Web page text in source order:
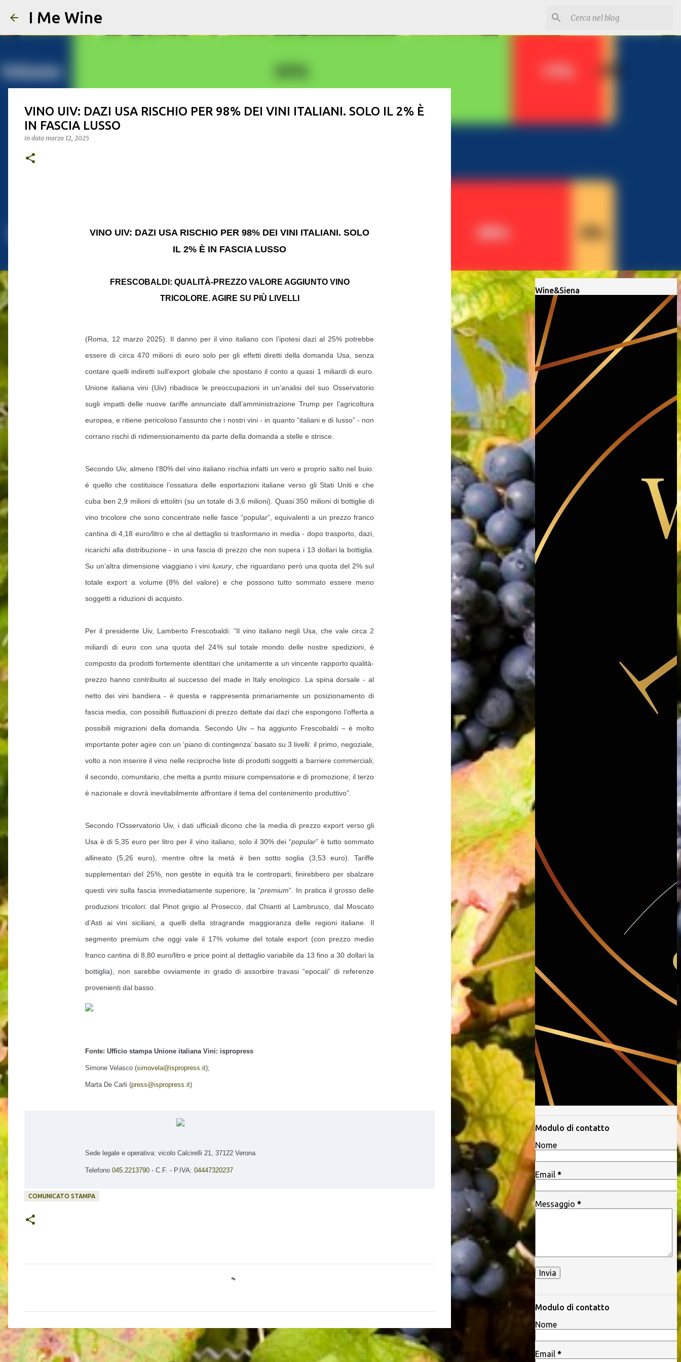
I Me Wine
VINO UIV: DAZI USA RISCHIO PER 98% DEI VINI ITALIANI. SOLO IL 2% È
IN FASCIA LUSSO
in data marzo 12, 2025
VINO UIV: DAZI USA RISCHIO PER 98% DEI VINI ITALIANI. SOLO
IL 2% È IN FASCIA LUSSO
FRESCOBALDI: QUALITÀ-PREZZO VALORE AGGIUNTO VINO
TRICOLORE. AGIRE SU PIÙ LIVELLI
(Roma, 12 marzo 2025). Il danno per il vino italiano con l’ipotesi dazi al 25% potrebbe
essere di circa 470 milioni di euro solo per gli effetti diretti della domanda Usa, senza
contare quelli indiretti sull’export globale che spostano il conto a quasi 1 miliardi di euro.
Unione italiana vini (Uiv) ribadisce le preoccupazioni in un’analisi del suo Osservatorio
sugli impatti delle nuove tariffe annunciate dall’amministrazione Trump per l’agricoltura
europea, e ritiene pericoloso l’assunto che i nostri vini - in quanto “italiani e di lusso” - non
corrano rischi di ridimensionamento da parte della domanda a stelle e strisce.
Secondo Uiv, almeno l’80% del vino italiano rischia infatti un vero e proprio salto nel buio:
è quello che costituisce l’ossatura delle esportazioni italiane verso gli Stati Uniti e che
cuba ben 2,9 milioni di ettolitri (su un totale di 3,6 milioni). Quasi 350 milioni di bottiglie di
vino tricolore che sono concentrate nelle fasce “popular”, equivalenti a un prezzo franco
cantina di 4,18 euro/litro e che al dettaglio si trasformano in media - dopo trasporto, dazi,
ricarichi alla distribuzione - in una fascia di prezzo che non supera i 13 dollari la bottiglia.
Su un’altra dimensione viaggiano i viniluxury, che riguardano però una quota del 2% sul
totale export a volume (8% del valore) e che possono tutto sommato essere meno
soggetti a riduzioni di acquisto.
Per il presidente Uiv, Lamberto Frescobaldi: “Il vino italiano negli Usa, che vale circa 2
miliardi di euro con una quota del 24% sul totale mondo delle nostre spedizioni, è
composto da prodotti fortemente identitari che unitamente a un vincente rapporto qualità-
prezzo hanno contribuito al successo del made in Italy enologico. La spina dorsale - al
netto dei vini bandiera - è questa e rappresenta primariamente un posizionamento di
fascia media, con possibili fluttuazioni di prezzo dettate dai dazi che espongono l’offerta a
possibili migrazioni della domanda. Secondo Uiv – ha aggiunto Frescobaldi – è molto
importante poter agire con un ‘piano di contingenza’ basato su 3 livelli: il primo, negoziale,
volto a non inserire il vino nelle reciproche liste di prodotti soggetti a barriere commerciali;
il secondo, comunitario, che metta a punto misure compensatorie e di promozione; il terzo
è nazionale e dovrà inevitabilmente affrontare il tema del contenimento produttivo”.
Secondo l’Osservatorio Uiv, i dati ufficiali dicono che la media di prezzo export verso gli
Usa è di 5,35 euro per litro per il vino italiano, solo il 30% dei “popular” è tutto sommato
allineato (5,26 euro), mentre oltre la metà è ben sotto soglia (3,53 euro). Tariffe
supplementari del 25%, non gestite in equità tra le controparti, finirebbero per sbalzare
questi vini sulla fascia immediatamente superiore, la “premium”. In pratica il grosso delle
produzioni tricolori: dal Pinot grigio al Prosecco, dal Chianti al Lambrusco, dal Moscato
d’Asti ai vini siciliani, a quelli della stragrande maggioranza delle regioni italiane. Il
segmento premium che oggi vale il 17% volume del totale export (con prezzo medio
franco cantina di 8,80 euro/litro e price point al dettaglio variabile da 13 fino a 30 dollari la
bottiglia), non sarebbe ovviamente in grado di assorbire travasi “epocali” di referenze
provenienti dal basso.
Fonte: Ufficio stampa Unione italiana Vini: ispropress
Simone Velasco (simovela@ispropress.it);
Marta De Carli (press@ispropress.it)
Sede legale e operativa: vicolo Calcirelli 21, 37122 Verona
Telefono 045.2213790 - C.F. - P.IVA: 04447320237
COMUNICATO STAMPA
Wine&Siena
Modulo di contatto
Nome
Email *
Messaggio *
Modulo di contatto
Nome
Email *